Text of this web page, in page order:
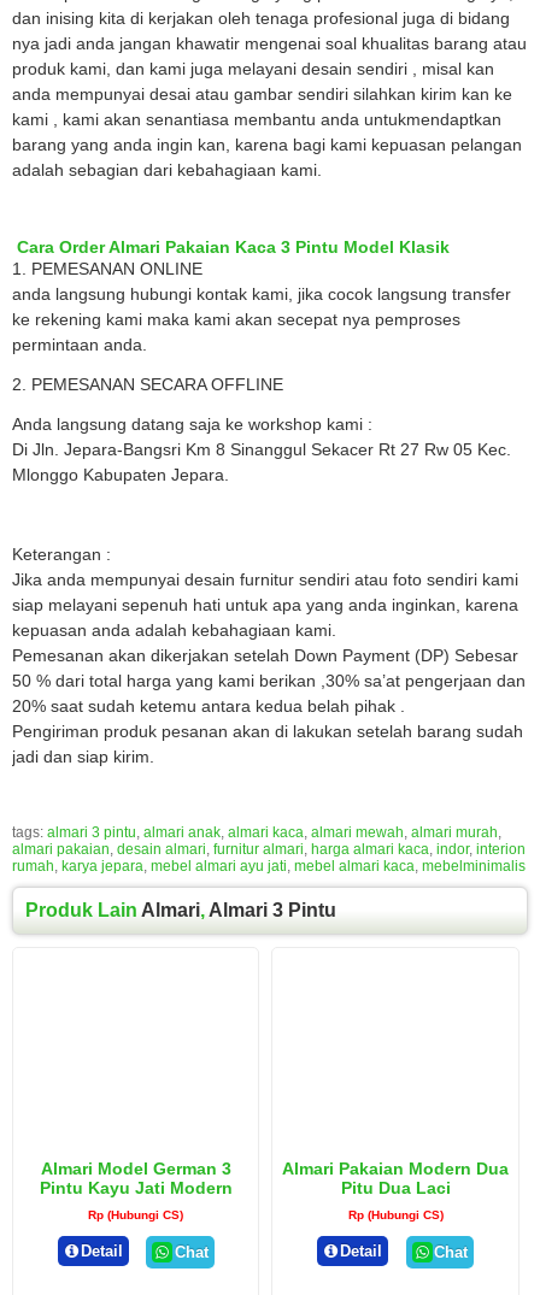
dan inising kita di kerjakan oleh tenaga profesional juga di bidang
nya jadi anda jangan khawatir mengenai soal khualitas barang atau
produk kami, dan kami juga melayani desain sendiri , misal kan
anda mempunyai desai atau gambar sendiri silahkan kirim kan ke
kami , kami akan senantiasa membantu anda untukmendaptkan
barang yang anda ingin kan, karena bagi kami kepuasan pelangan
adalah sebagian dari kebahagiaan kami.
Cara Order Almari Pakaian Kaca 3 Pintu Model Klasik
1. PEMESANAN ONLINE
anda langsung hubungi kontak kami, jika cocok langsung transfer
ke rekening kami maka kami akan secepat nya pemproses
permintaan anda.
2. PEMESANAN SECARA OFFLINE
Anda langsung datang saja ke workshop kami :
Di Jln. Jepara-Bangsri Km 8 Sinanggul Sekacer Rt 27 Rw 05 Kec.
Mlonggo Kabupaten Jepara.
Keterangan :
Jika anda mempunyai desain furnitur sendiri atau foto sendiri kami
siap melayani sepenuh hati untuk apa yang anda inginkan, karena
kepuasan anda adalah kebahagiaan kami.
Pemesanan akan dikerjakan setelah Down Payment (DP) Sebesar
50 % dari total harga yang kami berikan ,30% sa’at pengerjaan dan
20% saat sudah ketemu antara kedua belah pihak .
Pengiriman produk pesanan akan di lakukan setelah barang sudah
jadi dan siap kirim.
tags: almari 3 pintu almari anak almari kaca almari mewah almari murah
almari pakaian desain almari furnitur almari harga almari kaca indor, interion
rumah karya jepara mebel almari ayu jati mebel almari kaca mebelminimalis
Produk Lain Almari,Almari 3 Pintu
Almari Model German 3
Pintu Kayu Jati Modern
Rp (Hubungi CS)
Detail Chat
Almari Pakaian Modern Dua
Pitu Dua Laci
Rp (Hubungi CS)
Detail Chat